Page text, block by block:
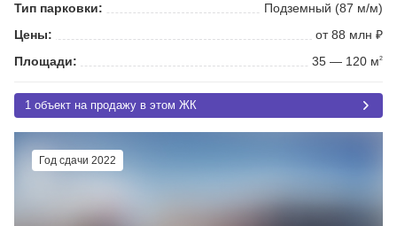
Тип парковки:
Подземный (87 м/м)
Цены:
от 88 млн ₽
Площади:
35 — 120 м2
1 объект на продажу в этом ЖК
Год сдачи 2022